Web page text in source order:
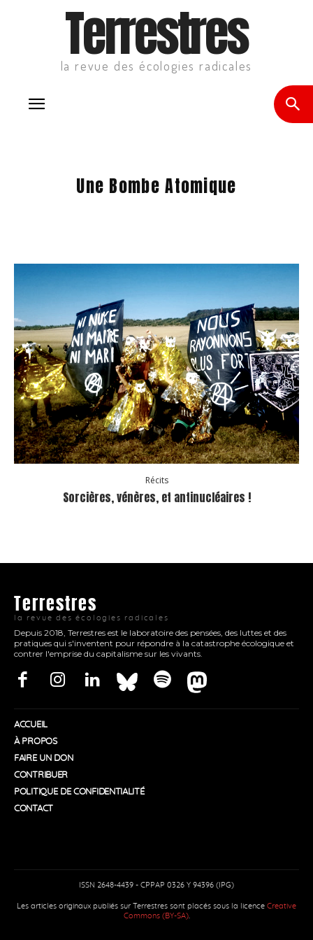
Terrestres
la revue des écologies radicales
Une Bombe Atomique
Récits
Sorcières, vénères, et antinucléaires !
Terrestres
la revue des écologies radicales
Depuis 2018, Terrestres est le laboratoire des pensées, des luttes et des
pratiques qui s'inventent pour répondre à la catastrophe écologique et
contrer l'emprise du capitalisme sur les vivants.
ACCUEIL
À PROPOS
FAIRE UN DON
CONTRIBUER
POLITIQUE DE CONFIDENTIALITÉ
CONTACT
ISSN 2648-4439 - CPPAP 0326 Y 94396 (IPG)
Les articles originaux publiés sur Terrestres sont placés sous la licence Creative
Commons (BY-SA).